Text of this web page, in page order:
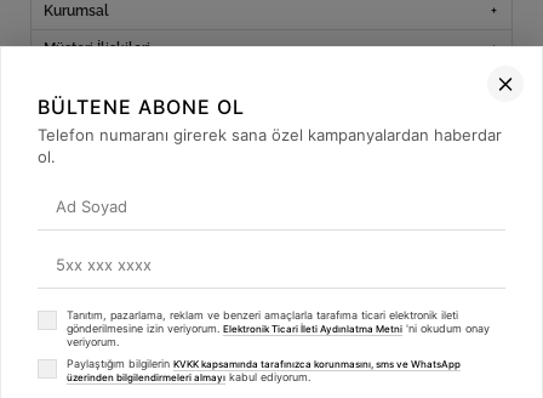
Kurumsal
Müşteri İlişkileri
Sosyal Medya
© 2019betulbabacan.com- Tüm Hakları Saklıdır.
BÜLTENE ABONE OL
Telefon numaranı girerek sana özel kampanyalardan haberdar
ol.
Tanıtım, pazarlama, reklam ve benzeri amaçlarla tarafıma ticari elektronik ileti
gönderilmesine izin veriyorum. Elektronik Ticari İleti Aydınlatma Metni 'ni okudum onay
veriyorum.
Paylaştığım bilgilerin KVKK kapsamında tarafınızca korunmasını, sms ve WhatsApp
üzerinden bilgilendirmeleri almayı kabul ediyorum.